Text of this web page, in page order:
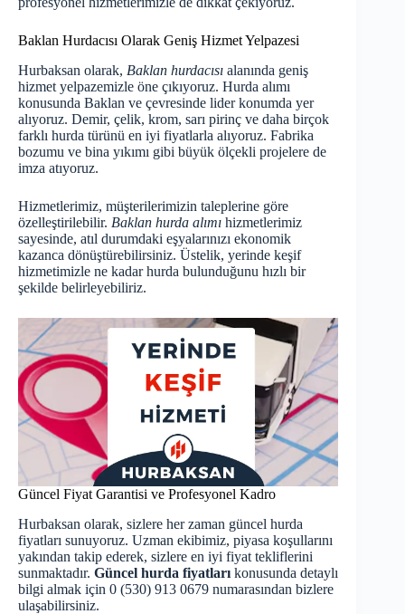
Baklan Hurdacısı Olarak Geniş Hizmet Yelpazesi
Hurbaksan olarak, Baklan hurdacısı alanında geniş
hizmet yelpazemizle öne çıkıyoruz. Hurda alımı
konusunda Baklan ve çevresinde lider konumda yer
alıyoruz. Demir, çelik, krom, sarı pirinç ve daha birçok
farklı hurda türünü en iyi fiyatlarla alıyoruz. Fabrika
bozumu ve bina yıkımı gibi büyük ölçekli projelere de
imza atıyoruz.
Hizmetlerimiz, müşterilerimizin taleplerine göre
özelleştirilebilir. Baklan hurda alımı hizmetlerimiz
sayesinde, atıl durumdaki eşyalarınızı ekonomik
kazanca dönüştürebilirsiniz. Üstelik, yerinde keşif
hizmetimizle ne kadar hurda bulunduğunu hızlı bir
şekilde belirleyebiliriz.
Güncel Fiyat Garantisi ve Profesyonel Kadro
Hurbaksan olarak, sizlere her zaman güncel hurda
fiyatları sunuyoruz. Uzman ekibimiz, piyasa koşullarını
yakından takip ederek, sizlere en iyi fiyat tekliflerini
sunmaktadır. Güncel hurda fiyatları konusunda detaylı
bilgi almak için 0 (530) 913 0679 numarasından bizlere
ulaşabilirsiniz.